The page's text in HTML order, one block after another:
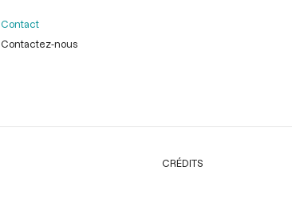
Contact
Contactez-nous
CRÉDITS